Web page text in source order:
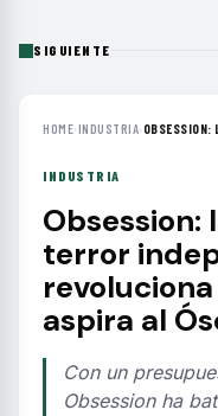
SIGUIENTE
HOME›INDUSTRIA› OBSESSION:
INDUSTRIA
Obsession:
terror
aspira al
Con un
Obsession ha